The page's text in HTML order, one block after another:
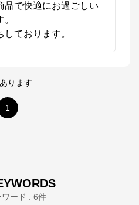
品で快適にお過ごしい
ております。
ります
1
ワード : 6件